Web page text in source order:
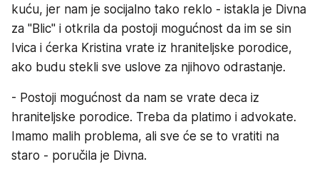
kuću, jer nam je socijalno tako reklo - istakla je Divna
za "Blic" i otkrila da postoji mogućnost da im se sin
Ivica i ćerka Kristina vrate iz hraniteljske porodice,
ako budu stekli sve uslove za njihovo odrastanje.
- Postoji mogućnost da nam se vrate deca iz
hraniteljske porodice. Treba da platimo i advokate.
Imamo malih problema, ali sve će se to vratiti na
staro - poručila je Divna.